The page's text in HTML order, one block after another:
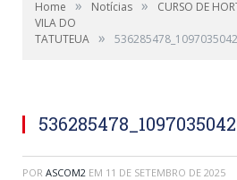
Home » Notícias »
CURSO DE
VILA DO
TATUTEUA »
POR ASCOM2 EM 11 DE SETEMBRO DE 2025